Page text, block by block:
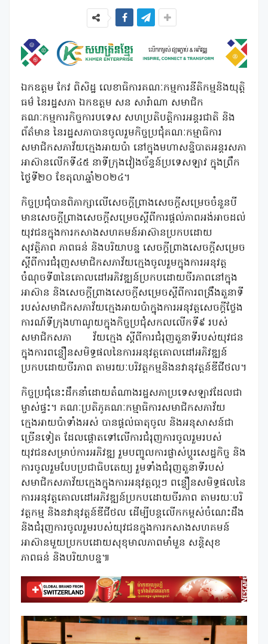
ឯកឧត្តម កែវ ពិសិដ្ឋ លេខាធិការគណៈកម្មការនីតិកម្មនិងយុត្តិ
ធម៌ នៃរដ្ឋសភា ឯកឧត្តម សន សារ៉ាណា សមាជិក
គណៈកម្មការកិច្ចការបទេស សហប្រតិបត្តិការអន្តរជាតិ និង
ព័ត៌មាន នៃរដ្ឋសភាបានចូលរួមកិច្ចប្រជុំគណៈកម្មាធិការ
សមាជិកសភាវ័យក្មេងអាយប៉ា នៅក្នុងមហាសន្និបាតអន្តរសភា
អាស៊ានលើកទី៤៥ នាទីក្រុងវៀងច័ន្ទន៍ប្រទេសឡាវ ក្នុងព្រឹក
ថ្ងៃទី២០ ខែតុលាឆ្នាំ២០២៤។
កិច្ចប្រជុំបានពិភាក្សាលើសេចក្តីព្រាងសេចក្តីសម្រេចចំនួនបី
មានសេចក្ដីព្រាងសេចក្ដីសម្រេចស្ដីពីការផ្តល់ភាពអង់អាចដល់
យុវជនក្នុងការកសាងសហគមន៍អាស៊ានប្រកបដោយ
សុវត្ថិភាព ភាពធន់ និងបរិយាបន្ន សេចក្ដីព្រាងសេចក្ដីសម្រេច
ស្ដីពីការជំរុញសមាជិកសភាវ័យក្មេងចូលរួមក្នុងការអនុវត្ត
ចំណុចទី៣នៃគោលដៅអភិវឌ្ឍន៍ប្រកបដោយចីរភាពនៅក្នុង
អាស៊ាន និងសេចក្ដីព្រាងសេចក្ដីសម្រេចស្ដីពីការពង្រឹងតួនាទី
របស់សមាជិកសភាវ័យក្មេងអាយប៉ាក្នុងការអនុវត្តសេចក្តីថ្លែង
ការណ៍ទីក្រុងហាណូយក្នុងកិច្ចប្រជុំសកលលើកទី៩ របស់
សមាជិកសភា វ័យក្មេង ស្តីពីការជំរុញតួនាទីរបស់យុវជន
ក្នុងការពន្លឿនសមិទ្ធផលនៃការអនុវត្តគោលដៅអភិវឌ្ឍន៍
ប្រកបដោយចីរភាព តាមរយៈបរិវត្តកម្មនិងនវានុវត្តន៍ឌីជីថល។
កិច្ចប្រជុំនេះដឹកនាំដោយតំណាងរដ្ឋសភាប្រទេសឡាវដែលជា
ម្ចាស់ផ្ទះ។ គណៈប្រតិភូគណៈកម្មាធិការសមាជិកសភាវ័យ
ក្មេងអាយប៉ាទាំងអស់ បានផ្ដល់ធាតុចូល និងអនុសាសន៍ជា
ច្រើនទៀត ដែលផ្តោតទៅលើការជំរុញការចូលរួមរបស់
យុវជនសម្រាប់ការអភិវឌ្ឍ រួមបញ្ចូលការផ្លាស់ប្តូរសេដ្ឋកិច្ច និង
ការចូលរួមបែបប្រជាធិបតេយ្យ រួមទាំងជំរុញតួនាទីរបស់
សមាជិកសភាវ័យក្មេងក្នុងការអនុវត្តល្អៗ ពន្លឿនសមិទ្ធផលនៃ
ការអនុវត្តគោលដៅអភិវឌ្ឍន៍ប្រកបដោយចីរភាព តាមរយៈបរិ
វត្តកម្ម និងនវានុវត្តន៍ឌីជីថល ដើម្បីបន្តលើកកម្ពស់ចំណេះដឹង
និងជំរុញការចូលរួមរបស់យុវជនក្នុងការកសាងសហគមន៍
អាស៊ានមួយប្រកបដោយសុខុមាលភាពមាំមួន សន្តិសុខ
ភាពធន់ និងបរិយាបន្ន៕